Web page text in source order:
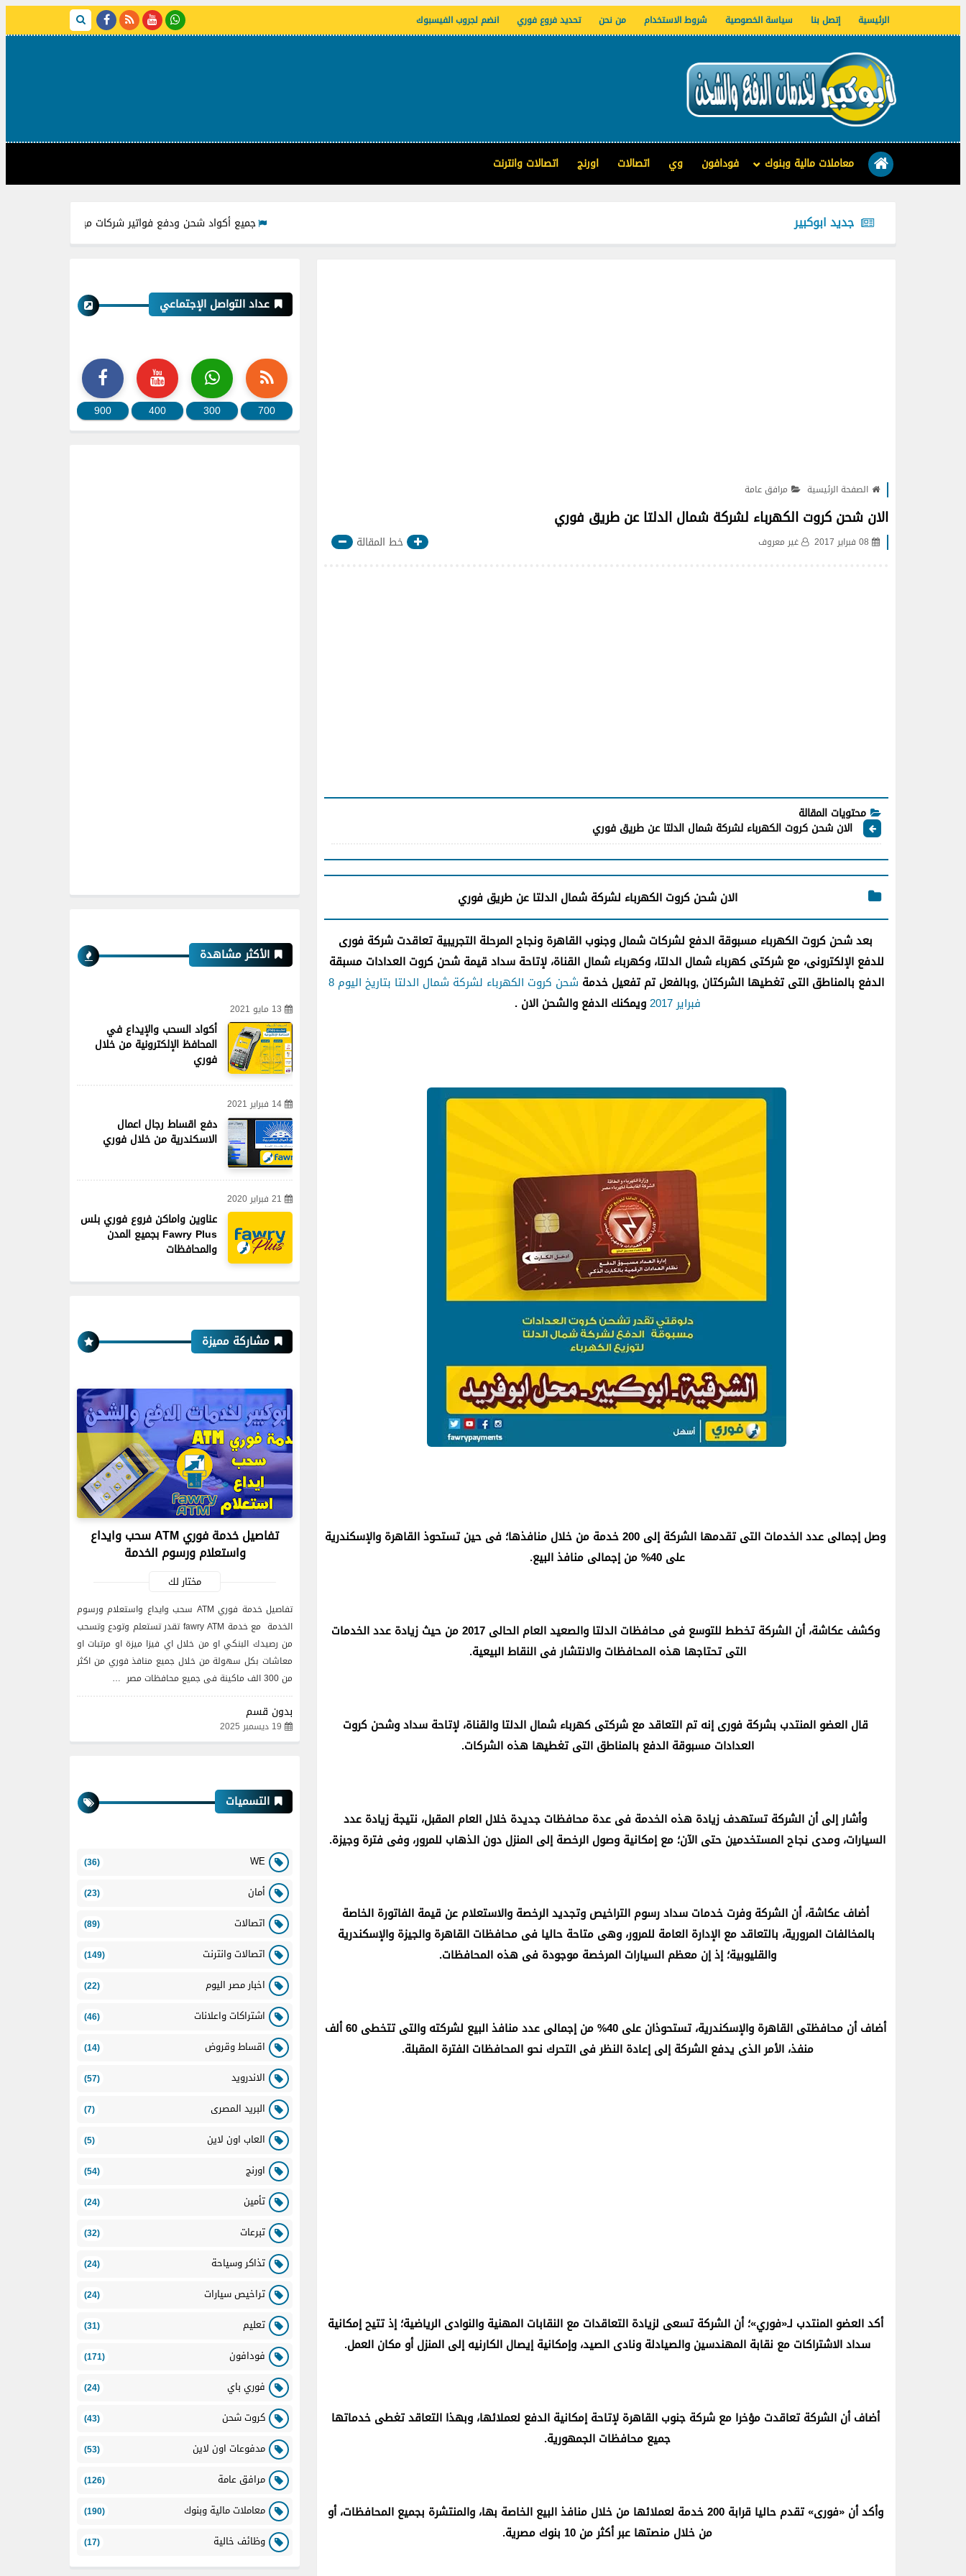
الرئيسية إتصل بنا سياسة الخصوصية شروط الاستخدام من نحن تحديد فروع فوري انضم لجروب الفيسبوك
معاملات مالية وبنوك فودافون وي اتصالات اورنج اتصالات وانترنت
جديد ابوكبير جميع أكواد شحن ودفع فواتير شركات مياه الشرب من خلال فوري
الصفحة الرئيسية مرافق عامة
الان شحن كروت الكهرباء لشركة شمال الدلتا عن طريق فوري
08 فبراير 2017 غير معروف خط المقالة
محتويات المقالة
الان شحن كروت الكهرباء لشركة شمال الدلتا عن طريق فوري
الان شحن كروت الكهرباء لشركة شمال الدلتا عن طريق فوري
بعد شحن كروت الكهرباء مسبوقة الدفع لشركات شمال وجنوب القاهرة ونجاح المرحلة التجريبية تعاقدت شركة فورى
للدفع الإلكترونى، مع شركتى كهرباء شمال الدلتا، وكهرباء شمال القناة، لإتاحة سداد قيمة شحن كروت العدادات مسبقة
الدفع بالمناطق التى تغطيها الشركتان ,وبالفعل تم تفعيل خدمة
شحن كروت الكهرباء لشركة شمال الدلتا بتاريخ اليوم 8
فبراير 2017
ويمكنك الدفع والشحن الان .
وصل إجمالى عدد الخدمات التى تقدمها الشركة إلى 200 خدمة من خلال منافذها؛ فى حين تستحوذ القاهرة والإسكندرية
على 40% من إجمالى منافذ البيع.
وكشف عكاشة، أن الشركة تخطط للتوسع فى محافظات الدلتا والصعيد العام الحالى 2017 من حيث زيادة عدد الخدمات
التى تحتاجها هذه المحافظات والانتشار فى النقاط البيعية.
قال العضو المنتدب بشركة فورى إنه تم التعاقد مع شركتى كهرباء شمال الدلتا والقناة، لإتاحة سداد وشحن كروت
العدادات مسبوقة الدفع بالمناطق التى تغطيها هذه الشركات.
وأشار إلى أن الشركة تستهدف زيادة هذه الخدمة فى عدة محافظات جديدة خلال العام المقبل، نتيجة زيادة عدد
السيارات، ومدى نجاح المستخدمين حتى الآن؛ مع إمكانية وصول الرخصة إلى المنزل دون الذهاب للمرور، وفى فترة وجيزة.
أضاف عكاشة، أن الشركة وفرت خدمات سداد رسوم التراخيص وتجديد الرخصة والاستعلام عن قيمة الفاتورة الخاصة
بالمخالفات المرورية، بالتعاقد مع الإدارة العامة للمرور، وهى متاحة حاليا فى محافظات القاهرة والجيزة والإسكندرية
والقليوبية؛ إذ إن معظم السيارات المرخصة موجودة فى هذه المحافظات.
أضاف أن محافظتى القاهرة والإسكندرية، تستحوذان على 40% من إجمالى عدد منافذ البيع لشركته والتى تتخطى 60 ألف
منفذ، الأمر الذى يدفع الشركة إلى إعادة النظر فى التحرك نحو المحافظات الفترة المقبلة.
أكد العضو المنتدب لـ«فوري»؛ أن الشركة تسعى لزيادة التعاقدات مع النقابات المهنية والنوادى الرياضية؛ إذ تتيح إمكانية
سداد الاشتراكات مع نقابة المهندسين والصيادلة ونادى الصيد، وإمكانية إيصال الكارنيه إلى المنزل أو مكان العمل.
أضاف أن الشركة تعاقدت مؤخرا مع شركة جنوب القاهرة لإتاحة إمكانية الدفع لعملائها، وبهذا التعاقد تغطى خدماتها
جميع محافظات الجمهورية.
وأكد أن «فورى» تقدم حاليا قرابة 200 خدمة لعملائها من خلال منافذ البيع الخاصة بها، والمنتشرة بجميع المحافظات، أو
من خلال منصتها عبر أكثر من 10 بنوك مصرية.
عداد التواصل الإجتماعي
700
300
400
900
الأكثر مشاهدة
13 مايو 2021
أكواد السحب والإيداع في
المحافظ الإلكترونية من خلال
فوري
14 فبراير 2021
دفع اقساط رجال اعمال
الاسكندرية من خلال فوري
21 فبراير 2020
عناوين واماكن فروع فوري بلس
Fawry Plus بجميع المدن
والمحافظات
مشاركة مميزة
تفاصيل خدمة فوري ATM سحب وايداع
واستعلام ورسوم الخدمة
مختار لك
تفاصيل خدمة فوري ATM سحب وايداع واستعلام ورسوم
الخدمة مع خدمة fawry ATM تقدر تستعلم وتودع وتسحب
من رصيدك البنكي او من خلال اي فيزا ميزة او مرتبات او
معاشات بكل سهولة من خلال جميع منافذ فوري من اكثر
من 300 الف ماكينة فى جميع محافظات مصر …
بدون قسم
19 ديسمبر 2025
التسميات
WE
(36)
أمان (23)
اتصالات (89)
اتصالات وانترنت (149)
اخبار مصر اليوم (22)
اشتراكات واعلانات (46)
اقساط وقروض (14)
الاندرويد (57)
البريد المصرى (7)
العاب اون لاين (5)
اورنج (54)
تأمين (24)
تبرعات (32)
تذاكر وسياحة (24)
تراخيص سيارات (24)
تعليم (31)
فودافون (171)
فوري باي (24)
كروت شحن (43)
مدفوعات اون لاين (53)
مرافق عامة (126)
معاملات مالية وبنوك (190)
وظائف خالية (17)